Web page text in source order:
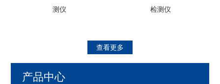
测仪
检测仪
查看更多
产品中心